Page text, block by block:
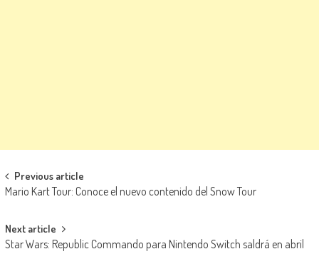
Navegación de entradas
Previous article
Mario Kart Tour: Conoce el nuevo contenido del Snow Tour
Next article
Star Wars: Republic Commando para Nintendo Switch saldrá en abril